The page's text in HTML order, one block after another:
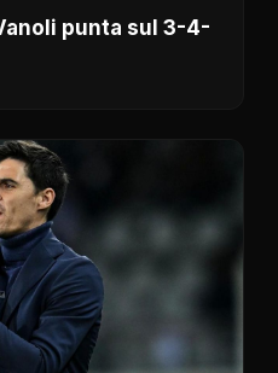
punta sul 3-4-